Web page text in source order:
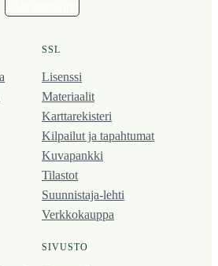
SSL
Lisenssi
Materiaalit
Karttarekisteri
Kilpailut ja tapahtumat
Kuvapankki
Tilastot
Suunnistaja-lehti
Verkkokauppa
SIVUSTO